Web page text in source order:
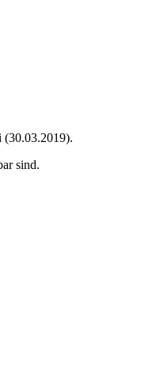
(30.03.2019).
sind.